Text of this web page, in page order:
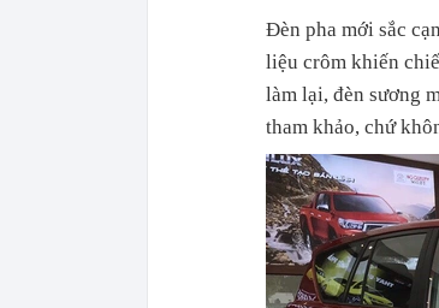
Đèn pha mới sắc
liệu crôm khiến
làm lại, đèn sương
tham khảo, chứ